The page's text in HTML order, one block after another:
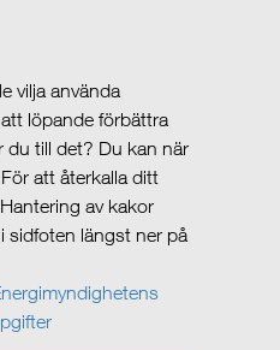
vilja använda
löpande förbättra
du till det? Du kan när
att återkalla ditt
av kakor
sidfoten längst ner på